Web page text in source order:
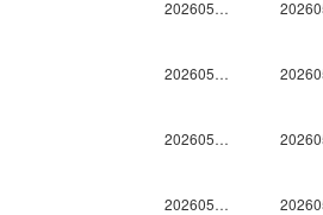
20260509未播
20260517未播
20260523段奥娟个人舞台合集
20260523王晓赟子个人舞台合集